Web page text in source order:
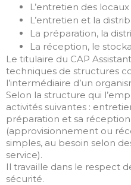
L’entretien des
L’entretien et la
La préparation, la
La réception, le
Le titulaire du CAP
techniques de structures
l’intermédiaire d’un
Selon la structure qui
activités suivantes :
préparation et sa
(approvisionnement ou
simples, au besoin selon
service).
Il travaille dans le respect
sécurité.